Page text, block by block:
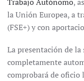
la Unión Europea, a
(FSE+) y con
La presentación de
completamente
comprobará de oficio